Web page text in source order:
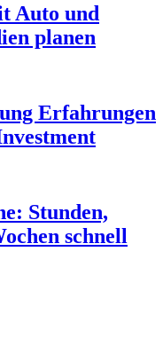
Auto und
planen
Erfahrungen
Stunden,
schnell